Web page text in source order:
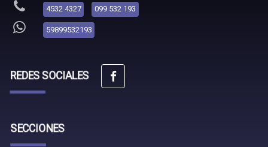
4532 4327
099 532 193
59899532193
REDES SOCIALES
SECCIONES